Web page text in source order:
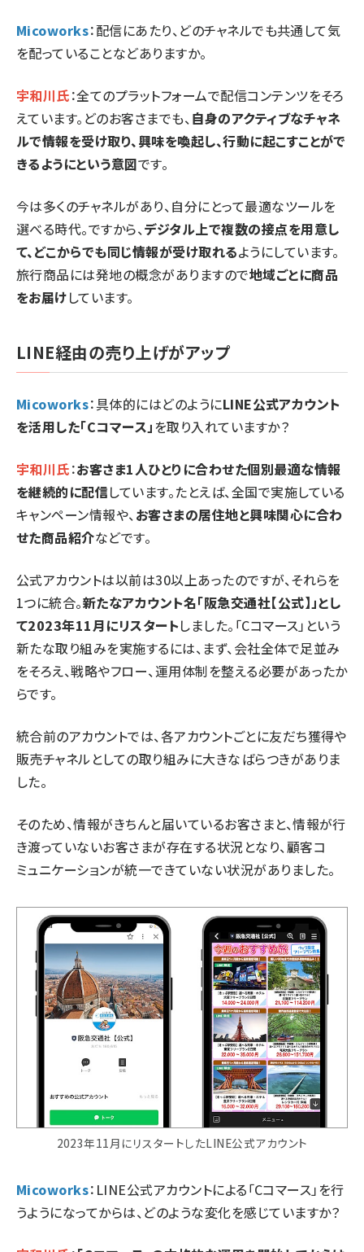
Micoworks：配信にあたり、どのチャネルでも共通して気
を配っていることなどありますか。
宇和川氏：全てのプラットフォームで配信コンテンツをそろ
えています。どのお客さまでも、 自身のアクティブなチャネ
ルで情報を受け取り、興味を喚起し、行動に起こすことがで
きるようにという意図です。
今は多くのチャネルがあり、自分にとって最適なツールを
選べる時代。ですから、デジタル上で複数の接点を用意し
て、どこからでも同じ情報が受け取れるようにしています。
旅行商品には発地の概念がありますので地域ごとに商品
をお届けしています。
LINE経由の売り上げがアップ
Micoworks：具体的にはどのようにLINE公式アカウント
を活用した「Cコマース」 を取り入れていますか？
宇和川氏：お客さま1人ひとりに合わせた個別最適な情報
を継続的に配信しています。たとえば、全国で実施している
キャンペーン情報や、 お客さまの居住地と興味関心に合わ
せた商品紹介などです。
公式アカウントは以前は30以上あったのですが、それらを
1つに統合。新たなアカウント名「阪急交通社【公式】」とし
て2023年11月にリスタートしました。「Cコマース」という
新たな取り組みを実施するには、まず、会社全体で足並み
をそろえ、戦略やフロー、運用体制を整える必要があったか
らです。
統合前のアカウントでは、各アカウントごとに友だち獲得や
販売チャネルとしての取り組みに大きなばらつきがありま
した。
そのため、情報がきちんと届いているお客さまと、情報が行
き渡っていないお客さまが存在する状況となり、顧客コ
ミュニケーションが統一できていない状況がありました。
2023年11月にリスタートしたLINE公式アカウント
Micoworks：LINE公式アカウントによる「Cコマース」を行
うようになってからは、どのような変化を感じていますか？